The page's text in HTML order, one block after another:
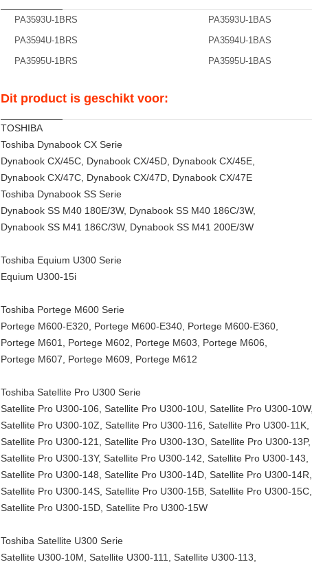
PA3593U-1BRS PA3593U-1BAS
PA3594U-1BRS
PA3594U-1BAS
PA3595U-1BRS
PA3595U-1BAS
Dit product is geschikt voor:
TOSHIBA
Toshiba Dynabook CX Serie
Dynabook CX/45C, Dynabook CX/45D, Dynabook CX/45E,
Dynabook CX/47C, Dynabook CX/47D, Dynabook CX/47E
Toshiba Dynabook SS Serie
Dynabook SS M40 180E/3W, Dynabook SS M40 186C/3W,
Dynabook SS M41 186C/3W, Dynabook SS M41 200E/3W
Toshiba Equium U300 Serie
Equium U300-15i
Toshiba Portege M600 Serie
Portege M600-E320, Portege M600-E340, Portege M600-E360,
Portege M601, Portege M602, Portege M603, Portege M606,
Portege M607, Portege M609, Portege M612
Toshiba Satellite Pro U300 Serie
Satellite Pro U300-106, Satellite Pro U300-10U, Satellite Pro U300-10W,
Satellite Pro U300-10Z, Satellite Pro U300-116, Satellite Pro U300-11K,
Satellite Pro U300-121, Satellite Pro U300-13O, Satellite Pro U300-13P,
Satellite Pro U300-13Y, Satellite Pro U300-142, Satellite Pro U300-143,
Satellite Pro U300-148, Satellite Pro U300-14D, Satellite Pro U300-14R,
Satellite Pro U300-14S, Satellite Pro U300-15B, Satellite Pro U300-15C,
Satellite Pro U300-15D, Satellite Pro U300-15W
Toshiba Satellite U300 Serie
Satellite U300-10M, Satellite U300-111, Satellite U300-113,